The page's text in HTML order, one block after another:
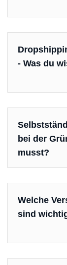
- Was du
bei der
musst?
Welche
sind